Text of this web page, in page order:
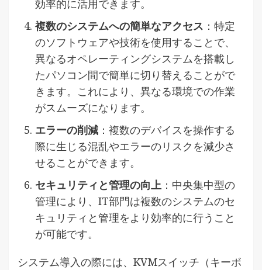
効率的に活用できます。
複数のシステムへの簡単なアクセス ：特定
のソフトウェアや技術を使用することで、
異なるオペレーティングシステムを搭載し
たパソコン間で簡単に切り替えることがで
きます。これにより、異なる環境での作業
がスムーズになります。
エラーの削減 ：複数のデバイスを操作する
際に生じる混乱やエラーのリスクを減少さ
せることができます。
セキュリティと管理の向上 ：中央集中型の
管理により、IT部門は複数のシステムのセ
キュリティと管理をより効率的に行うこと
が可能です。
システム導入の際には、KVMスイッチ（キーボ